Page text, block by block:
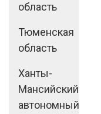
область
Тюменская
область
Ханты-
Мансийский
автономный